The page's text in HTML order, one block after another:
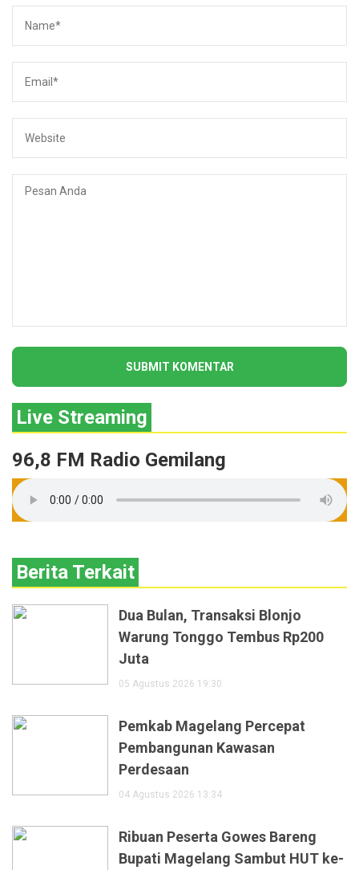
Live Streaming
96,8 FM Radio Gemilang
Berita Terkait
Dua Bulan, Transaksi Blonjo
Warung Tonggo Tembus Rp200
Juta
05 Agustus 2026 19:30
Pemkab Magelang Percepat
Pembangunan Kawasan
Perdesaan
04 Agustus 2026 13:34
Ribuan Peserta Gowes Bareng
Bupati Magelang Sambut HUT ke-